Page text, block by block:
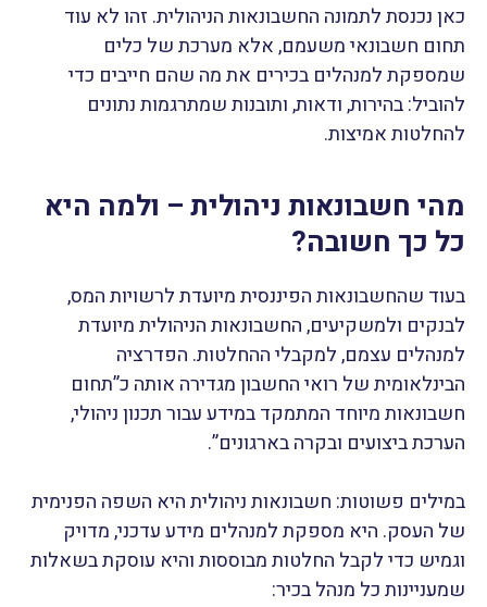
כאן נכנסת לתמונה החשבונאות הניהולית. זהו לא עוד
תחום חשבונאי משעמם, אלא מערכת של כלים
שמספקת למנהלים בכירים את מה שהם חייבים כדי
להוביל: בהירות, ודאות, ותובנות שמתרגמות נתונים
להחלטות אמיצות.
מהי חשבונאות ניהולית – ולמה היא
כל כך חשובה?
בעוד שהחשבונאות הפיננסית מיועדת לרשויות המס,
לבנקים ולמשקיעים, החשבונאות הניהולית מיועדת
למנהלים עצמם, למקבלי ההחלטות. הפדרציה
הבינלאומית של רואי החשבון מגדירה אותה כ”תחום
חשבונאות מיוחד המתמקד במידע עבור תכנון ניהולי,
הערכת ביצועים ובקרה בארגונים”.
במילים פשוטות: חשבונאות ניהולית היא השפה הפנימית
של העסק. היא מספקת למנהלים מידע עדכני, מדויק
וגמיש כדי לקבל החלטות מבוססות והיא עוסקת בשאלות
שמעניינות כל מנהל בכיר: